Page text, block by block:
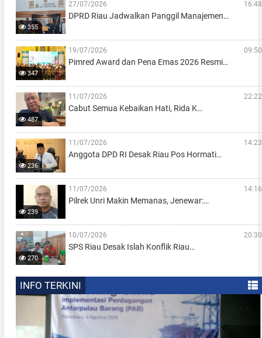
355
27/07/2026 16:48
DPRD Riau Jadwalkan Panggil Manajemen…
347
19/07/2026 09:50
Pimred Award dan Pena Emas 2026 Resmi…
487
11/07/2026 22:22
Cabut Semua Kebaikan Hati, Rida K…
236
11/07/2026 14:23
Anggota DPD RI Desak Riau Pos Hormati…
239
11/07/2026 14:16
Pilrek Unri Makin Memanas, Jenewar:…
270
10/07/2026 20:30
SPS Riau Desak Islah Konflik Riau…
INFO TERKINI